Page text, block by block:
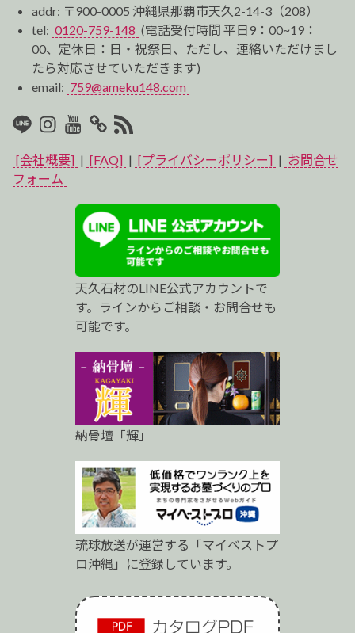
addr: 〒900-0005 沖縄県那覇市天久2-14-3（208）
tel: 0120-759-148 (電話受付時間 平日9：00~19：
00、定休日：日・祝祭日、ただし、連絡いただけまし
たら対応させていただきます)
email: 759@ameku148.com
LINEInstagram
Youtube
マ
イ
ス
ト
ロ
RSS2
[会社概要] | [FAQ] | [プライバシーポリシー] | お問合せ
フォーム
天久石材のLINE公式アカウントで
す。ラインからご相談・お問合せも
可能です。
納骨壇「輝」
琉球放送が運営する「マイベストプ
ロ沖縄」に登録しています。